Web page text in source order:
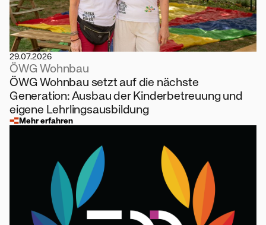
29.07.2026
ÖWG Wohnbau
ÖWG Wohnbau setzt auf die nächste
Generation: Ausbau der Kinderbetreuung und
eigene Lehrlingsausbildung
Mehr erfahren